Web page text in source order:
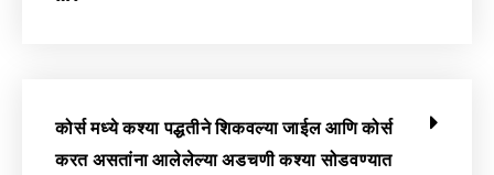
कोर्स मध्ये कश्या पद्धतीने शिकवल्या जाईल आणि कोर्स
करत असतांना आलेलेल्या अडचणी कश्या सोडवण्यात